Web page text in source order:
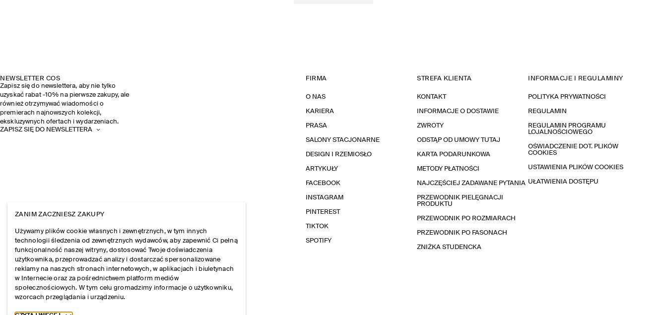
NEWSLETTER COS
Zapisz się do newslettera, aby nie tylko
uzyskać rabat -10% na pierwsze zakupy, ale
również otrzymywać wiadomości o
premierach najnowszych kolekcji,
ekskluzywnych ofertach i wydarzeniach.
ZAPISZ SIĘ DO NEWSLETTERA
FIRMA
O NAS
KARIERA
PRASA
SALONY STACJONARNE
DESIGN I RZEMIOSŁO
ARTYKUŁY
FACEBOOK
INSTAGRAM
PINTEREST
TIKTOK
SPOTIFY
STREFA KLIENTA
KONTAKT
INFORMACJE O DOSTAWIE
ZWROTY
ODSTĄP OD UMOWY TUTAJ
KARTA PODARUNKOWA
METODY PŁATNOŚCI
NAJCZĘŚCIEJ ZADAWANE PYTANIA
PRZEWODNIK PIELĘGNACJI
PRODUKTU
PRZEWODNIK PO ROZMIARACH
PRZEWODNIK PO FASONACH
ZNIŻKA STUDENCKA
INFORMACJE I REGULAMINY
POLITYKA PRYWATNOŚCI
REGULAMIN
REGULAMIN PROGRAMU
LOJALNOŚCIOWEGO
OŚWIADCZENIE DOT. PLIKÓW
COOKIES
USTAWIENIA PLIKÓW COOKIES
UŁATWIENIA DOSTĘPU
ZANIM ZACZNIESZ ZAKUPY
Używamy plików cookie własnych i zewnętrznych, w tym innych
technologii śledzenia od zewnętrznych wydawców, aby zapewnić Ci pełną
funkcjonalność naszej witryny, dostosować Twoje doświadczenia
użytkownika, przeprowadzać analizy i dostarczać spersonalizowane
reklamy na naszych stronach internetowych, w aplikacjach i biuletynach
w Internecie oraz za pośrednictwem platform mediów
społecznościowych. W tym celu gromadzimy informacje o użytkowniku,
wzorcach przeglądania i urządzeniu.